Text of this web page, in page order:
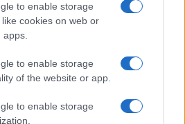
to enable storage
cookies on web or
to enable storage
of the website or app.
to enable storage